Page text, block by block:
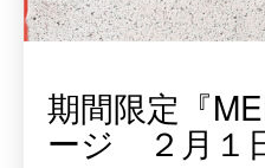
期間限定『
ージ ２月１